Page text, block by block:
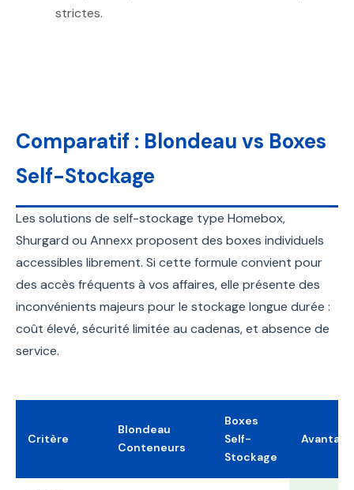
strictes.
Comparatif : Blondeau vs Boxes
Self-Stockage
Les solutions de self-stockage type Homebox,
Shurgard ou Annexx proposent des boxes individuels
accessibles librement. Si cette formule convient pour
des accès fréquents à vos affaires, elle présente des
inconvénients majeurs pour le stockage longue durée :
coût élevé, sécurité limitée au cadenas, et absence de
service.
Critère
Blondeau
Conteneurs
Boxes
Self-
Stockage
Avantage